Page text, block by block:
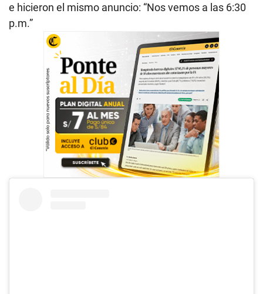
e hicieron el mismo anuncio: “Nos vemos a las 6:30
p.m.”